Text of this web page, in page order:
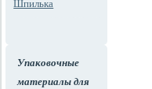
Шпилька
Упаковочные
материалы для